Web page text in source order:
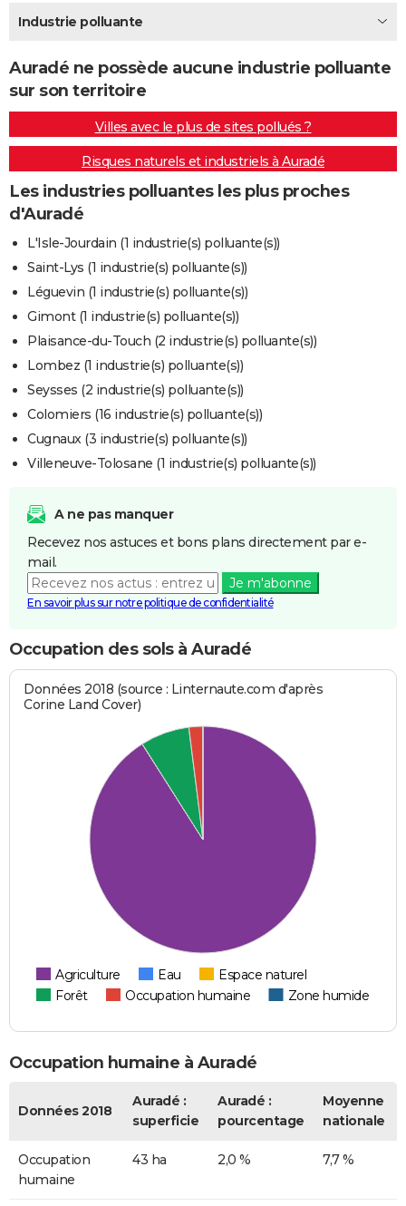
Destinations
City break
Voyage nature
Voyage de noces
Forum
Climat
+PHOTO
GUIDES D'ACHAT
BONS PLANS
CARTE DE VOEUX
Carte de Noël
Carte Bonne année
Carte Saint-Valentin
Carte d'anniversaire
DICTIONNAIRE
Dictionnaire
Biographies
Citations
Expressions
Proverbes
PROGRAMME TV
COPAINS D'AVANT
S'inscrire
Se connecter
Lycées
Collèges
Primaires
Universités
Entreprises
Service militaire
Avis de recherche
AVIS DE DÉCÈS
FORUM
Bricolage
Lifestyle
Culture
Sport
Auto
Television
Voyage
Cinema
Industrie polluante
Auradé ne possède aucune industrie polluante
sur son territoire
Villes avec le plus de sites pollués ?
Risques naturels et industriels à Auradé
Les industries polluantes les plus proches
d'Auradé
L'Isle-Jourdain (1 industrie(s) polluante(s))
Saint-Lys (1 industrie(s) polluante(s))
Léguevin (1 industrie(s) polluante(s))
Gimont (1 industrie(s) polluante(s))
Plaisance-du-Touch (2 industrie(s) polluante(s))
Lombez (1 industrie(s) polluante(s))
Seysses (2 industrie(s) polluante(s))
Colomiers (16 industrie(s) polluante(s))
Cugnaux (3 industrie(s) polluante(s))
Villeneuve-Tolosane (1 industrie(s) polluante(s))
A ne pas manquer
Recevez nos astuces et bons plans directement par e-
mail.
Je m'abonne
En savoir plus sur notre politique de confidentialité
Occupation des sols à Auradé
Données 2018 (source : Linternaute.com d'après
Corine Land Cover)
Agriculture Eau
Espace naturel
Forêt
Occupation humaine Zone humide
Occupation humaine à Auradé
Données 2018
Auradé :
superficie
Auradé :
pourcentage
Moyenne
nationale
Occupation
humaine
43 ha 2,0 % 7,7 %